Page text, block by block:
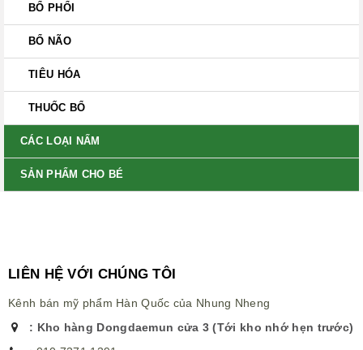
BỔ PHỔI
BỔ NÃO
TIÊU HÓA
THUỐC BỔ
CÁC LOẠI NẤM
SẢN PHẨM CHO BÉ
LIÊN HỆ VỚI CHÚNG TÔI
Kênh bán mỹ phẩm Hàn Quốc của Nhung Nheng
: Kho hàng Dongdaemun cửa 3 (Tới kho nhớ hẹn trước)